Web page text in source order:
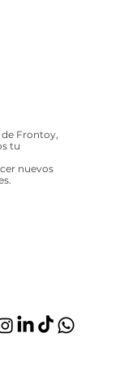
Frontoy,
tu
nuevos